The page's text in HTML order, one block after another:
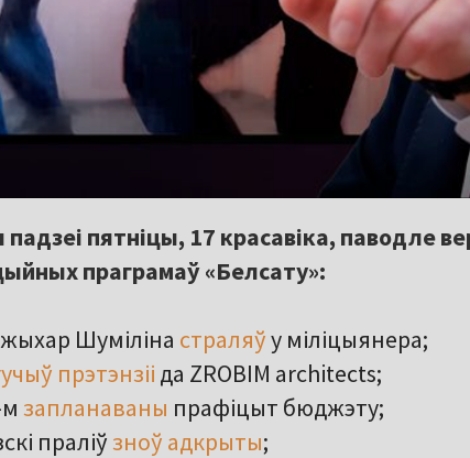
пятніцы, 17 красавіка, паводле
праграмаў «Белсату»:
Шуміліна страляўу міліцыянера;
прэтэнзіі да ZROBIM architects;
запланаваны прафіцыт бюджэту;
праліў зноў адкрыты;